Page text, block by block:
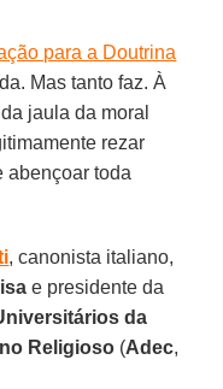
para a Doutrina
Mas tanto faz. À
jaula da moral
rezar
abençoar toda
, canonista italiano,
e presidente da
da
Religioso (Adec,